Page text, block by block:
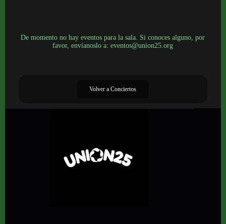
De momento no hay eventos para la sala. Si conoces alguno, por
favor, envíanoslo a: eventos@union25.org
Volver a Conciertos